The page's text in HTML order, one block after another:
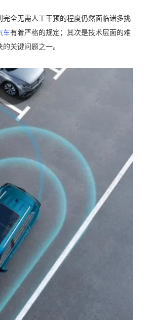
全无需人工干预的程度仍然面临诸多挑
车有着严格的规定；其次是技术层面的难
关键问题之一。